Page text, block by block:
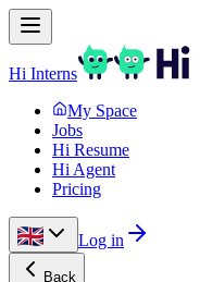
Hi Interns
My Space
Jobs
Hi Resume
Hi Agent
Pricing
Log in
Back